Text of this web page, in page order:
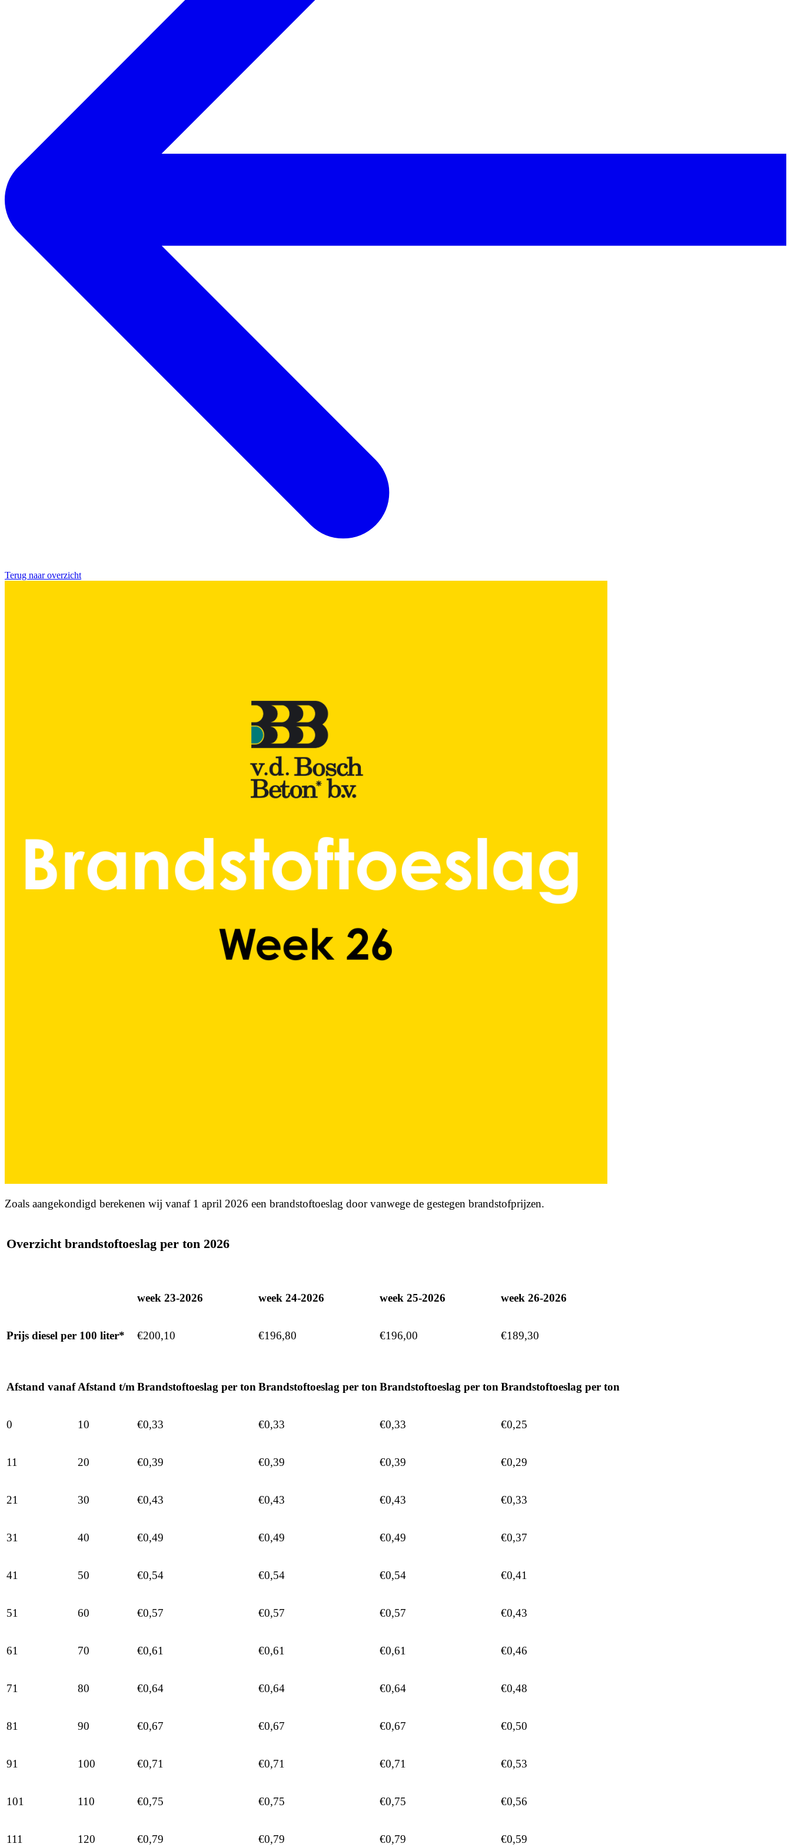
Terug naar overzicht
Zoals aangekondigd berekenen wij vanaf 1 april 2026 een brandstoftoeslag door vanwege de gestegen brandstofprijzen.
Overzicht brandstoftoeslag per ton 2026
week 23-2026 week 24-2026 week 25-2026 week 26-2026
Prijs diesel per 100 liter* €200,10 €196,80 €196,00 €189,30
Afstand vanaf Afstand t/m Brandstoftoeslag per ton Brandstoftoeslag per ton Brandstoftoeslag per ton Brandstoftoeslag per ton
0 10 €0,33 €0,33 €0,33 €0,25
11 20 €0,39 €0,39 €0,39 €0,29
21 30 €0,43 €0,43 €0,43 €0,33
31 40 €0,49 €0,49 €0,49 €0,37
41 50 €0,54 €0,54 €0,54 €0,41
51 60 €0,57 €0,57 €0,57 €0,43
61 70 €0,61 €0,61 €0,61 €0,46
71 80 €0,64 €0,64 €0,64 €0,48
81 90 €0,67 €0,67 €0,67 €0,50
91 100 €0,71 €0,71 €0,71 €0,53
101 110 €0,75 €0,75 €0,75 €0,56
111 120 €0,79 €0,79 €0,79 €0,59